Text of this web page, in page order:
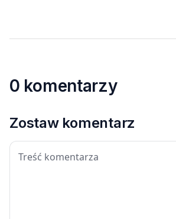
0 komentarzy
Zostaw komentarz